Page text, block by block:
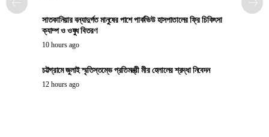
সাতকানিয়ার বন্যাদুর্গত মানুষের পাশে পার্কভিউ হাসপাতালের ফ্রি চিকিৎসা
ক্যাম্প ও ওষুধ বিতরণ
10 hours ago
চট্টগ্রামে জুলাই স্মৃতিস্তম্ভে প্রতিমন্ত্রী মীর হেলালের শ্রদ্ধা নিবেদন
12 hours ago